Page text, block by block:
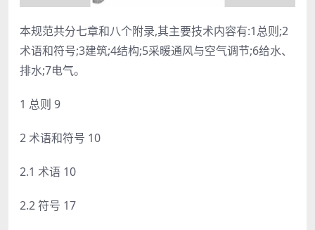
本规范共分七章和八个附录,其主要技术内容有:1总则;2
术语和符号;3建筑;4结构;5采暖通风与空气调节;6给水、
排水;7电气。
1 总则 9
2 术语和符号 10
2.1 术语 10
2.2 符号 17